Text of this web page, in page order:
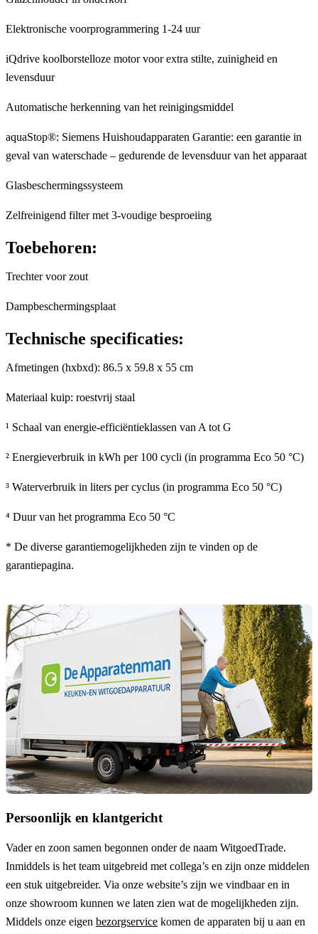
Elektronische voorprogrammering 1-24 uur
iQdrive koolborstelloze motor voor extra stilte, zuinigheid en
levensduur
Automatische herkenning van het reinigingsmiddel
aquaStop®: Siemens Huishoudapparaten Garantie: een garantie in
geval van waterschade – gedurende de levensduur van het apparaat
Glasbeschermingssysteem
Zelfreinigend filter met 3-voudige besproeiing
Toebehoren:
Trechter voor zout
Dampbeschermingsplaat
Technische specificaties:
Afmetingen (hxbxd): 86.5 x 59.8 x 55 cm
Materiaal kuip: roestvrij staal
¹ Schaal van energie-efficiëntieklassen van A tot G
² Energieverbruik in kWh per 100 cycli (in programma Eco 50 °C)
³ Waterverbruik in liters per cyclus (in programma Eco 50 °C)
⁴ Duur van het programma Eco 50 °C
* De diverse garantiemogelijkheden zijn te vinden op de
garantiepagina.
Persoonlijk en klantgericht
Vader en zoon samen begonnen onder de naam WitgoedTrade.
Inmiddels is het team uitgebreid met collega’s en zijn onze middelen
een stuk uitgebreider. Via onze website’s zijn we vindbaar en in
onze showroom kunnen we laten zien wat de mogelijkheden zijn.
Middels onze eigen bezorgservice komen de apparaten bij u aan en